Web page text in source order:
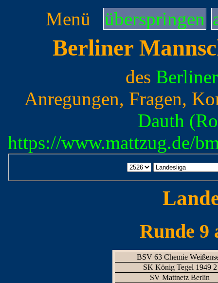
Menü überspringen
Berliner
des
Anregungen, Fragen,
Dauth
https://www.mattzug.de/
Runde 9
BSV 63 Chemie
SK König Tegel 1949 2
SV Mattnetz Berlin